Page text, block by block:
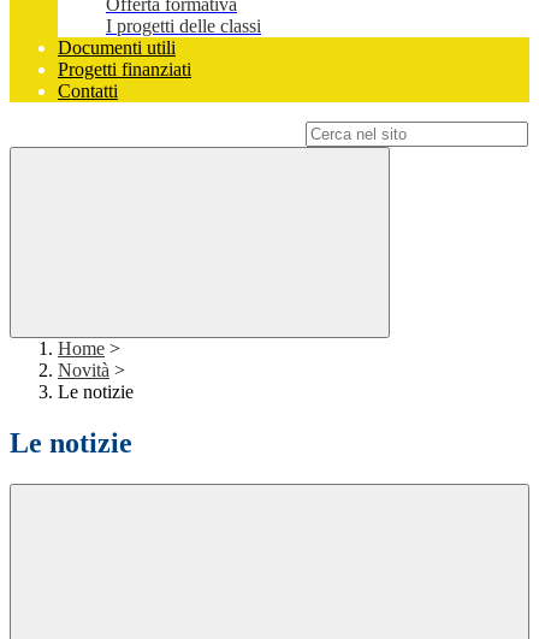
Offerta formativa
I progetti delle classi
Documenti utili
Progetti finanziati
Contatti
Home >
Novità >
Le notizie
Le notizie